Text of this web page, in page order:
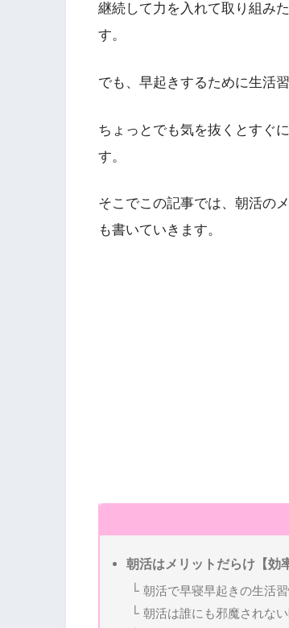
継続して力を入れて取り組み
す。
でも、早起きするために生活
ちょっとでも気を抜くとすぐ
す。
そこでこの記事では、朝活の
も書いていきます。
朝活はメリットだらけ【効
朝活で早寝早起きの生活習
朝活は誰にも邪魔されな